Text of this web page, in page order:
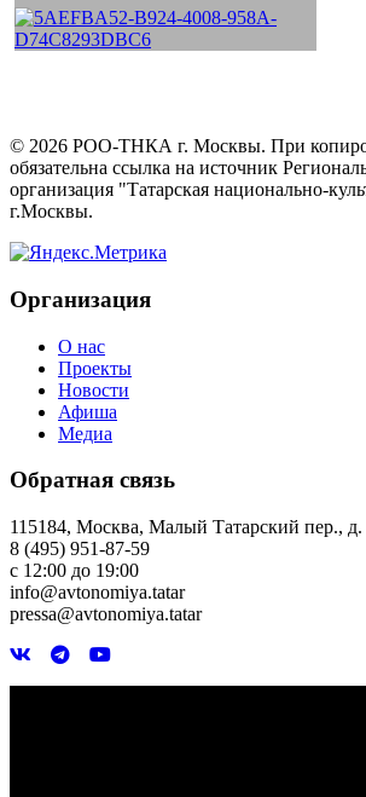
© 2026 РОО-ТНКА г. Москвы. При
обязательна ссылка на источник
организация "Татарская национально-
г.Москвы.
Организация
О нас
Проекты
Новости
Афиша
Медиа
Обратная связь
115184, Москва, Малый Татарский пер., д.
8 (495) 951-87-59
с 12:00 до 19:00
info@avtonomiya.tatar
pressa@avtonomiya.tatar